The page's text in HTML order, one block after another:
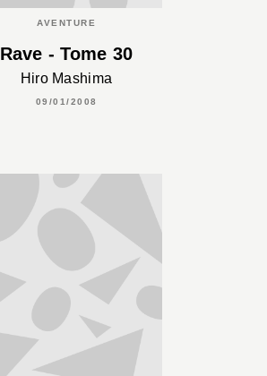
AVENTURE
Rave - Tome 30
Hiro Mashima
09/01/2008